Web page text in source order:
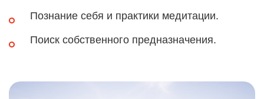
Познание себя и практики медитации.
Поиск собственного предназначения.